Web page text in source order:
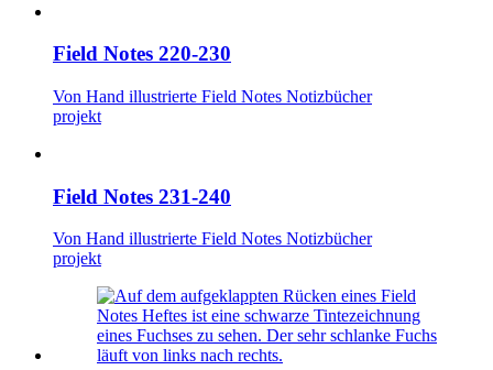
Field Notes 220-230
Von Hand illustrierte Field Notes Notizbücher
projekt
Field Notes 231-240
Von Hand illustrierte Field Notes Notizbücher
projekt